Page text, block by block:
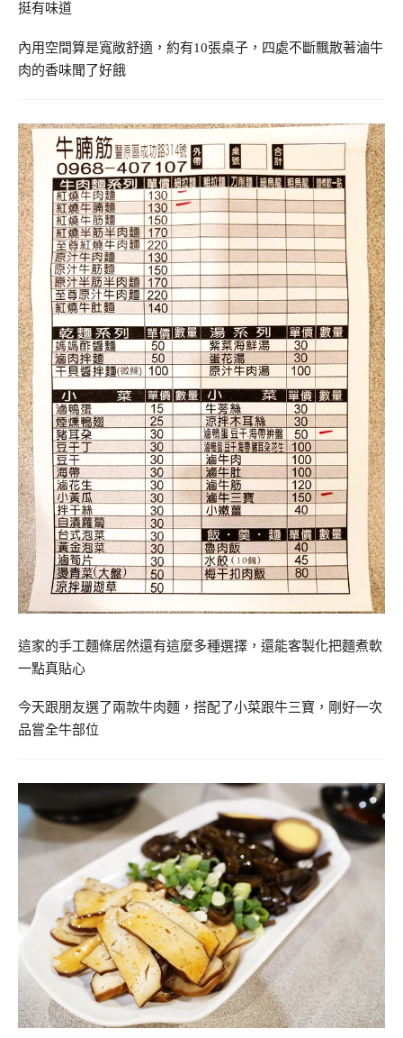
挺有味道
內用空間算是寬敞舒適，約有10張桌子，四處不斷飄散著滷牛
肉的香味聞了好餓
這家的手工麵條居然還有這麼多種選擇，還能客製化把麵煮軟
一點真貼心
今天跟朋友選了兩款牛肉麵，搭配了小菜跟牛三寶，剛好一次
品嘗全牛部位